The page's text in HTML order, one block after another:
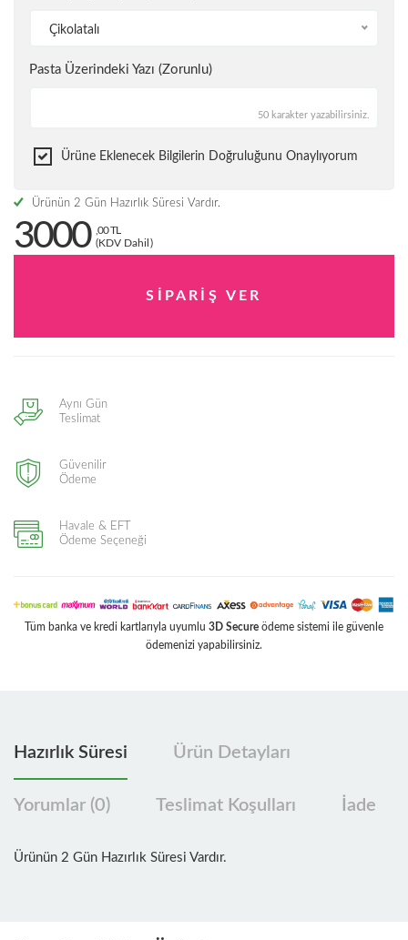
Çikolatalı
Pasta Üzerindeki Yazı (Zorunlu)
50 karakter yazabilirsiniz.
Ürüne Eklenecek Bilgilerin Doğruluğunu Onaylıyorum
Ürünün 2 Gün Hazırlık Süresi Vardır.
3000
,00 TL
(KDV Dahil)
Aynı Gün
Teslimat
Güvenilir
Ödeme
Havale & EFT
Ödeme Seçeneği
Tüm banka ve kredi kartlarıyla uyumlu 3D Secure ödeme sistemi ile güvenle
ödemenizi yapabilirsiniz.
Hazırlık Süresi Ürün Detayları
Yorumlar (0) Teslimat Koşulları İade
Ürünün 2 Gün Hazırlık Süresi Vardır.